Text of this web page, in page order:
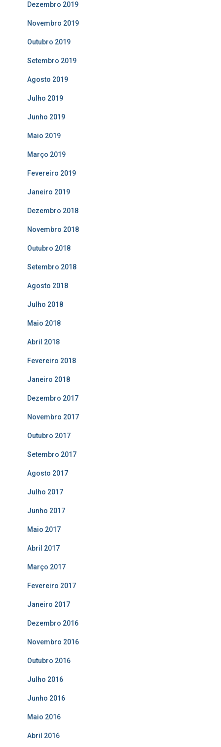
Dezembro 2019
Novembro 2019
Outubro 2019
Setembro 2019
Agosto 2019
Julho 2019
Junho 2019
Maio 2019
Março 2019
Fevereiro 2019
Janeiro 2019
Dezembro 2018
Novembro 2018
Outubro 2018
Setembro 2018
Agosto 2018
Julho 2018
Maio 2018
Abril 2018
Fevereiro 2018
Janeiro 2018
Dezembro 2017
Novembro 2017
Outubro 2017
Setembro 2017
Agosto 2017
Julho 2017
Junho 2017
Maio 2017
Abril 2017
Março 2017
Fevereiro 2017
Janeiro 2017
Dezembro 2016
Novembro 2016
Outubro 2016
Julho 2016
Junho 2016
Maio 2016
Abril 2016